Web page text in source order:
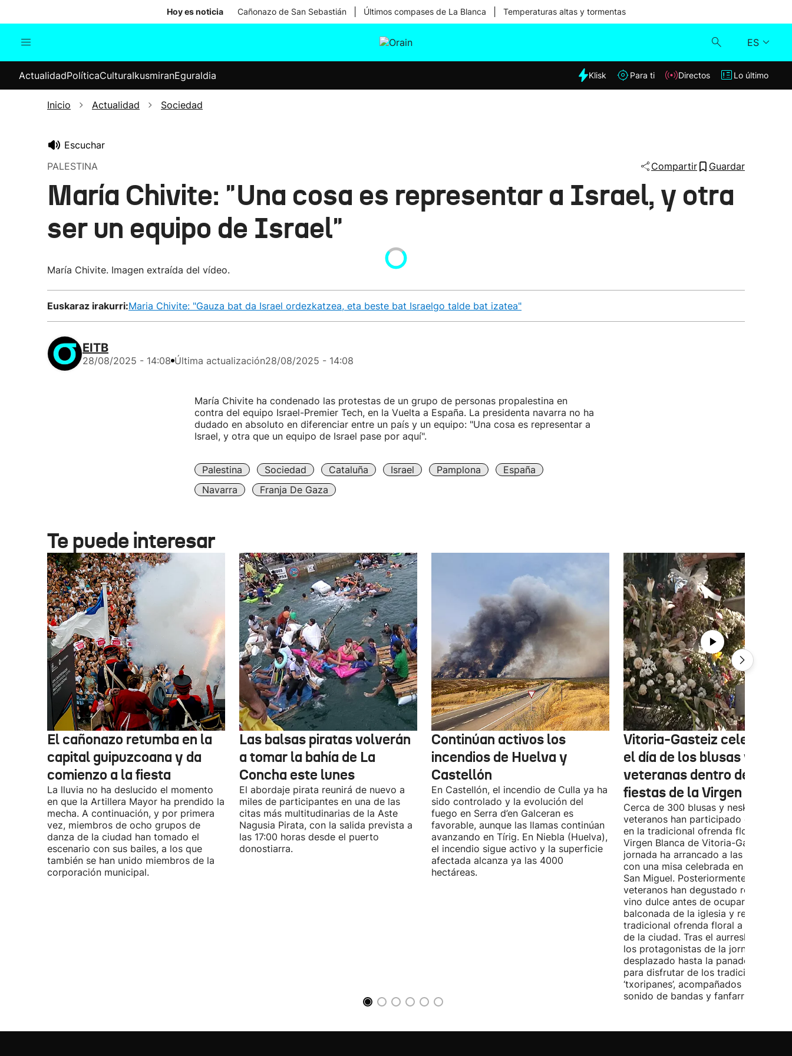
Hoy es noticia Cañonazo de San Sebastián Últimos compases de La Blanca Temperaturas altas y tormentas
ES
Internacional
Elecciones
Klisk
Lo último
ActualidadPolíticaCulturaIkusmiranEguraldia Klisk Para ti Directos Lo último
Inicio Actualidad Sociedad
Escuchar
PALESTINA
Compartir Guardar
María Chivite: "Una cosa es representar a Israel, y otra
ser un equipo de Israel"
María Chivite. Imagen extraída del vídeo.
Euskaraz irakurri:Maria Chivite: "Gauza bat da Israel ordezkatzea, eta beste bat Israelgo talde bat izatea"
EITB
28/08/2025 - 14:08 Última actualización28/08/2025 - 14:08
María Chivite ha condenado las protestas de un grupo de personas propalestina en
contra del equipo Israel-Premier Tech, en la Vuelta a España. La presidenta navarra no ha
dudado en absoluto en diferenciar entre un país y un equipo: "Una cosa es representar a
Israel, y otra que un equipo de Israel pase por aquí".
Palestina Sociedad Cataluña Israel Pamplona
España
Navarra
Franja De Gaza
Te puede interesar
El cañonazo retumba en la
capital guipuzcoana y da
comienzo a la fiesta
La lluvia no ha deslucido el momento
en que la Artillera Mayor ha prendido la
mecha. A continuación, y por primera
vez, miembros de ocho grupos de
danza de la ciudad han tomado el
escenario con sus bailes, a los que
también se han unido miembros de la
corporación municipal.
Las balsas piratas volverán
a tomar la bahía de La
Concha este lunes
El abordaje pirata reunirá de nuevo a
miles de participantes en una de las
citas más multitudinarias de la Aste
Nagusia Pirata, con la salida prevista a
las 17:00 horas desde el puerto
donostiarra.
Continúan activos los
incendios de Huelva y
Castellón
En Castellón, el incendio de Culla ya ha
sido controlado y la evolución del
fuego en Serra d’en Galceran es
favorable, aunque las llamas continúan
avanzando en Tírig. En Niebla (Huelva),
el incendio sigue activo y la superficie
afectada alcanza ya las 4000
hectáreas.
Vitoria-Gasteiz celebra
el día de los blusas y
veteranas dentro de las
fiestas de la Virgen Blanca
Cerca de 300 blusas y neskas
veteranos han participado este
en la tradicional ofrenda floral a la
Virgen Blanca de Vitoria-Gasteiz. La
jornada ha arrancado a las 9:00
con una misa celebrada en la iglesia
San Miguel. Posteriormente, los
veteranos han degustado rosquillas y
vino dulce antes de ocupar la
balconada de la iglesia y realizar la
tradicional ofrenda floral a la patrona
de la ciudad. Tras el aurresku de
los protagonistas de la jornada se
desplazado hasta la panadería
para disfrutar de los tradicionales
‘txoripanes’, acompañados por el
sonido de bandas y fanfarrias.